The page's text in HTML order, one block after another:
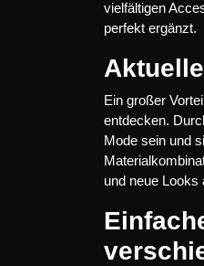
vielfältigen
perfekt ergänzt.
Ein großer
entdecken.
Mode sein und
und neue Looks